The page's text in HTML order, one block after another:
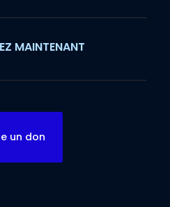
MAINTENANT
un don